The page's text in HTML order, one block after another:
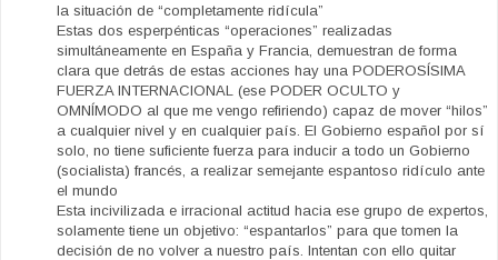
la situación de “completamente ridícula”
Estas dos esperpénticas “operaciones” realizadas
simultáneamente en España y Francia, demuestran de forma
clara que detrás de estas acciones hay una PODEROSÍSIMA
FUERZA INTERNACIONAL (ese PODER OCULTO y
OMNÍMODO al que me vengo refiriendo) capaz de mover “hilos”
a cualquier nivel y en cualquier país. El Gobierno español por sí
solo, no tiene suficiente fuerza para inducir a todo un Gobierno
(socialista) francés, a realizar semejante espantoso ridículo ante
el mundo
Esta incivilizada e irracional actitud hacia ese grupo de expertos,
solamente tiene un objetivo: “espantarlos” para que tomen la
decisión de no volver a nuestro país. Intentan con ello quitar